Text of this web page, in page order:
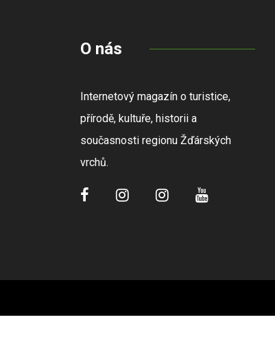
O nás
Internetový magazín o turistice,
přírodě, kultuře, historii a
současnosti regionu Žďárských
vrchů.